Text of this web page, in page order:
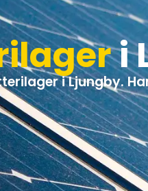
i
i Ljungby.